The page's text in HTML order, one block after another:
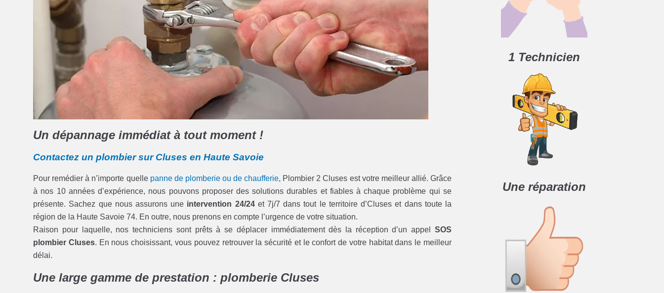
Un dépannage immédiat à tout moment !
Contactez un plombier sur Cluses en Haute Savoie
Pour remédier à n’importe quelle panne de plomberie ou de chaufferie, Plombier 2 Cluses est votre meilleur allié. Grâce
à nos 10 années d’expérience, nous pouvons proposer des solutions durables et fiables à chaque problème qui se
présente. Sachez que nous assurons une intervention 24/24et 7j/7 dans tout le territoire d’Cluses et dans toute la
région de la Haute Savoie 74. En outre, nous prenons en compte l’urgence de votre situation.
Raison pour laquelle, nos techniciens sont prêts à se déplacer immédiatement dès la réception d’un appel SOS
plombier Cluses. En nous choisissant, vous pouvez retrouver la sécurité et le confort de votre habitat dans le meilleur
délai.
Une large gamme de prestation : plomberie Cluses
1 Technicien
Une réparation